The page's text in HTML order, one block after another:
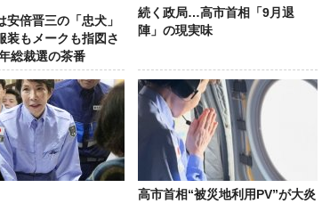
安倍晋三の「忠犬」
装もメークも指図さ
総裁選の茶番
続く政局…高市首相「9月退
陣」の現実味
高市首相“被災地利用PV”が大炎